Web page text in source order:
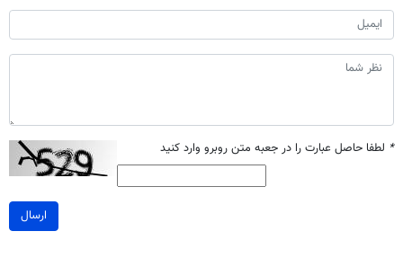
* لطفا حاصل عبارت را در جعبه متن روبرو وارد کنید
ارسال